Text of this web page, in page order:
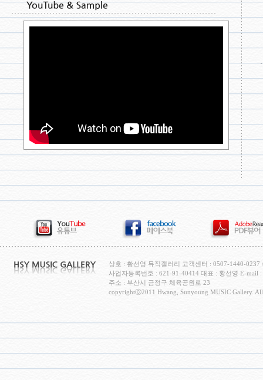
상호 : 황선영 뮤직갤러리 고객센터 : 0507-1440-0237
사업자등록번호 : 621-91-40414 대표 : 황선영 E-mail :
주소 : 부산시 금정구 체육공원로 23
copyrightⓒ2011 Hwang, Sunyoung MUSIC Gallery. All